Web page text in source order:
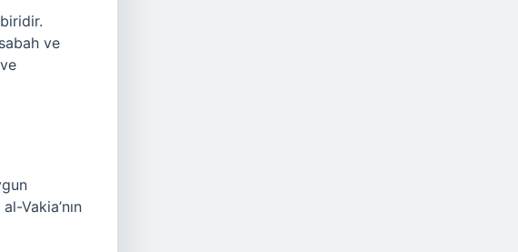
ve
Vakia’nın